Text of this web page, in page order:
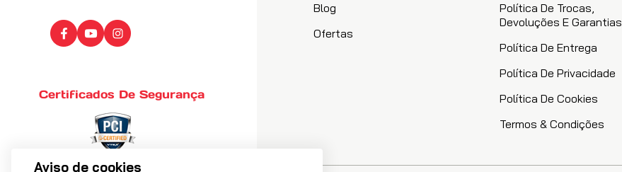
Aviso de cookies
Certificados De Segurança
Blog
Ofertas
Política De Trocas,
Devoluções E Garantias
Política De Entrega
Política De Privacidade
Política De Cookies
Termos & Condições